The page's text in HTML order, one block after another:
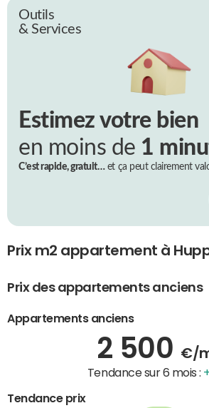
Outils
& Services
Estimez votre bien
en moins de 1
C’est rapide, gratuit…et ça peut clairement
Prix m2 appartement à
Prix des appartements anciens
Appartements anciens
2 500 €/
Tendance sur 6 mois :
Tendance prix